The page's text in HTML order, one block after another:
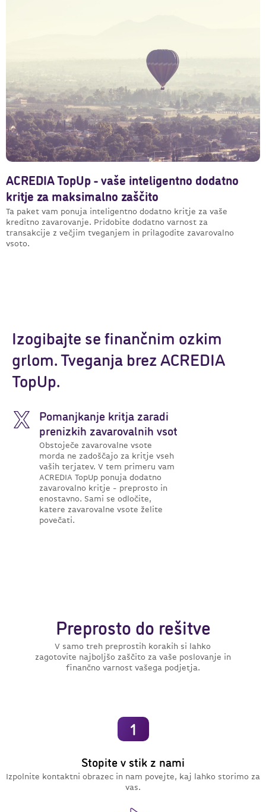
ACREDIA TopUp - vaše inteligentno dodatno
kritje za maksimalno zaščito
Ta paket vam ponuja inteligentno dodatno kritje za vaše
kreditno zavarovanje. Pridobite dodatno varnost za
transakcije z večjim tveganjem in prilagodite zavarovalno
vsoto.
Izogibajte se finančnim ozkim
grlom. Tveganja brez ACREDIA
TopUp.
Pomanjkanje kritja zaradi
prenizkih zavarovalnih vsot
Obstoječe zavarovalne vsote
morda ne zadoščajo za kritje vseh
vaših terjatev. V tem primeru vam
ACREDIA TopUp ponuja dodatno
zavarovalno kritje - preprosto in
enostavno. Sami se odločite,
katere zavarovalne vsote želite
povečati.
Preprosto do rešitve
V samo treh preprostih korakih si lahko
zagotovite najboljšo zaščito za vaše poslovanje in
finančno varnost vašega podjetja.
1
Stopite v stik z nami
Izpolnite kontaktni obrazec in nam povejte, kaj lahko storimo za
vas.